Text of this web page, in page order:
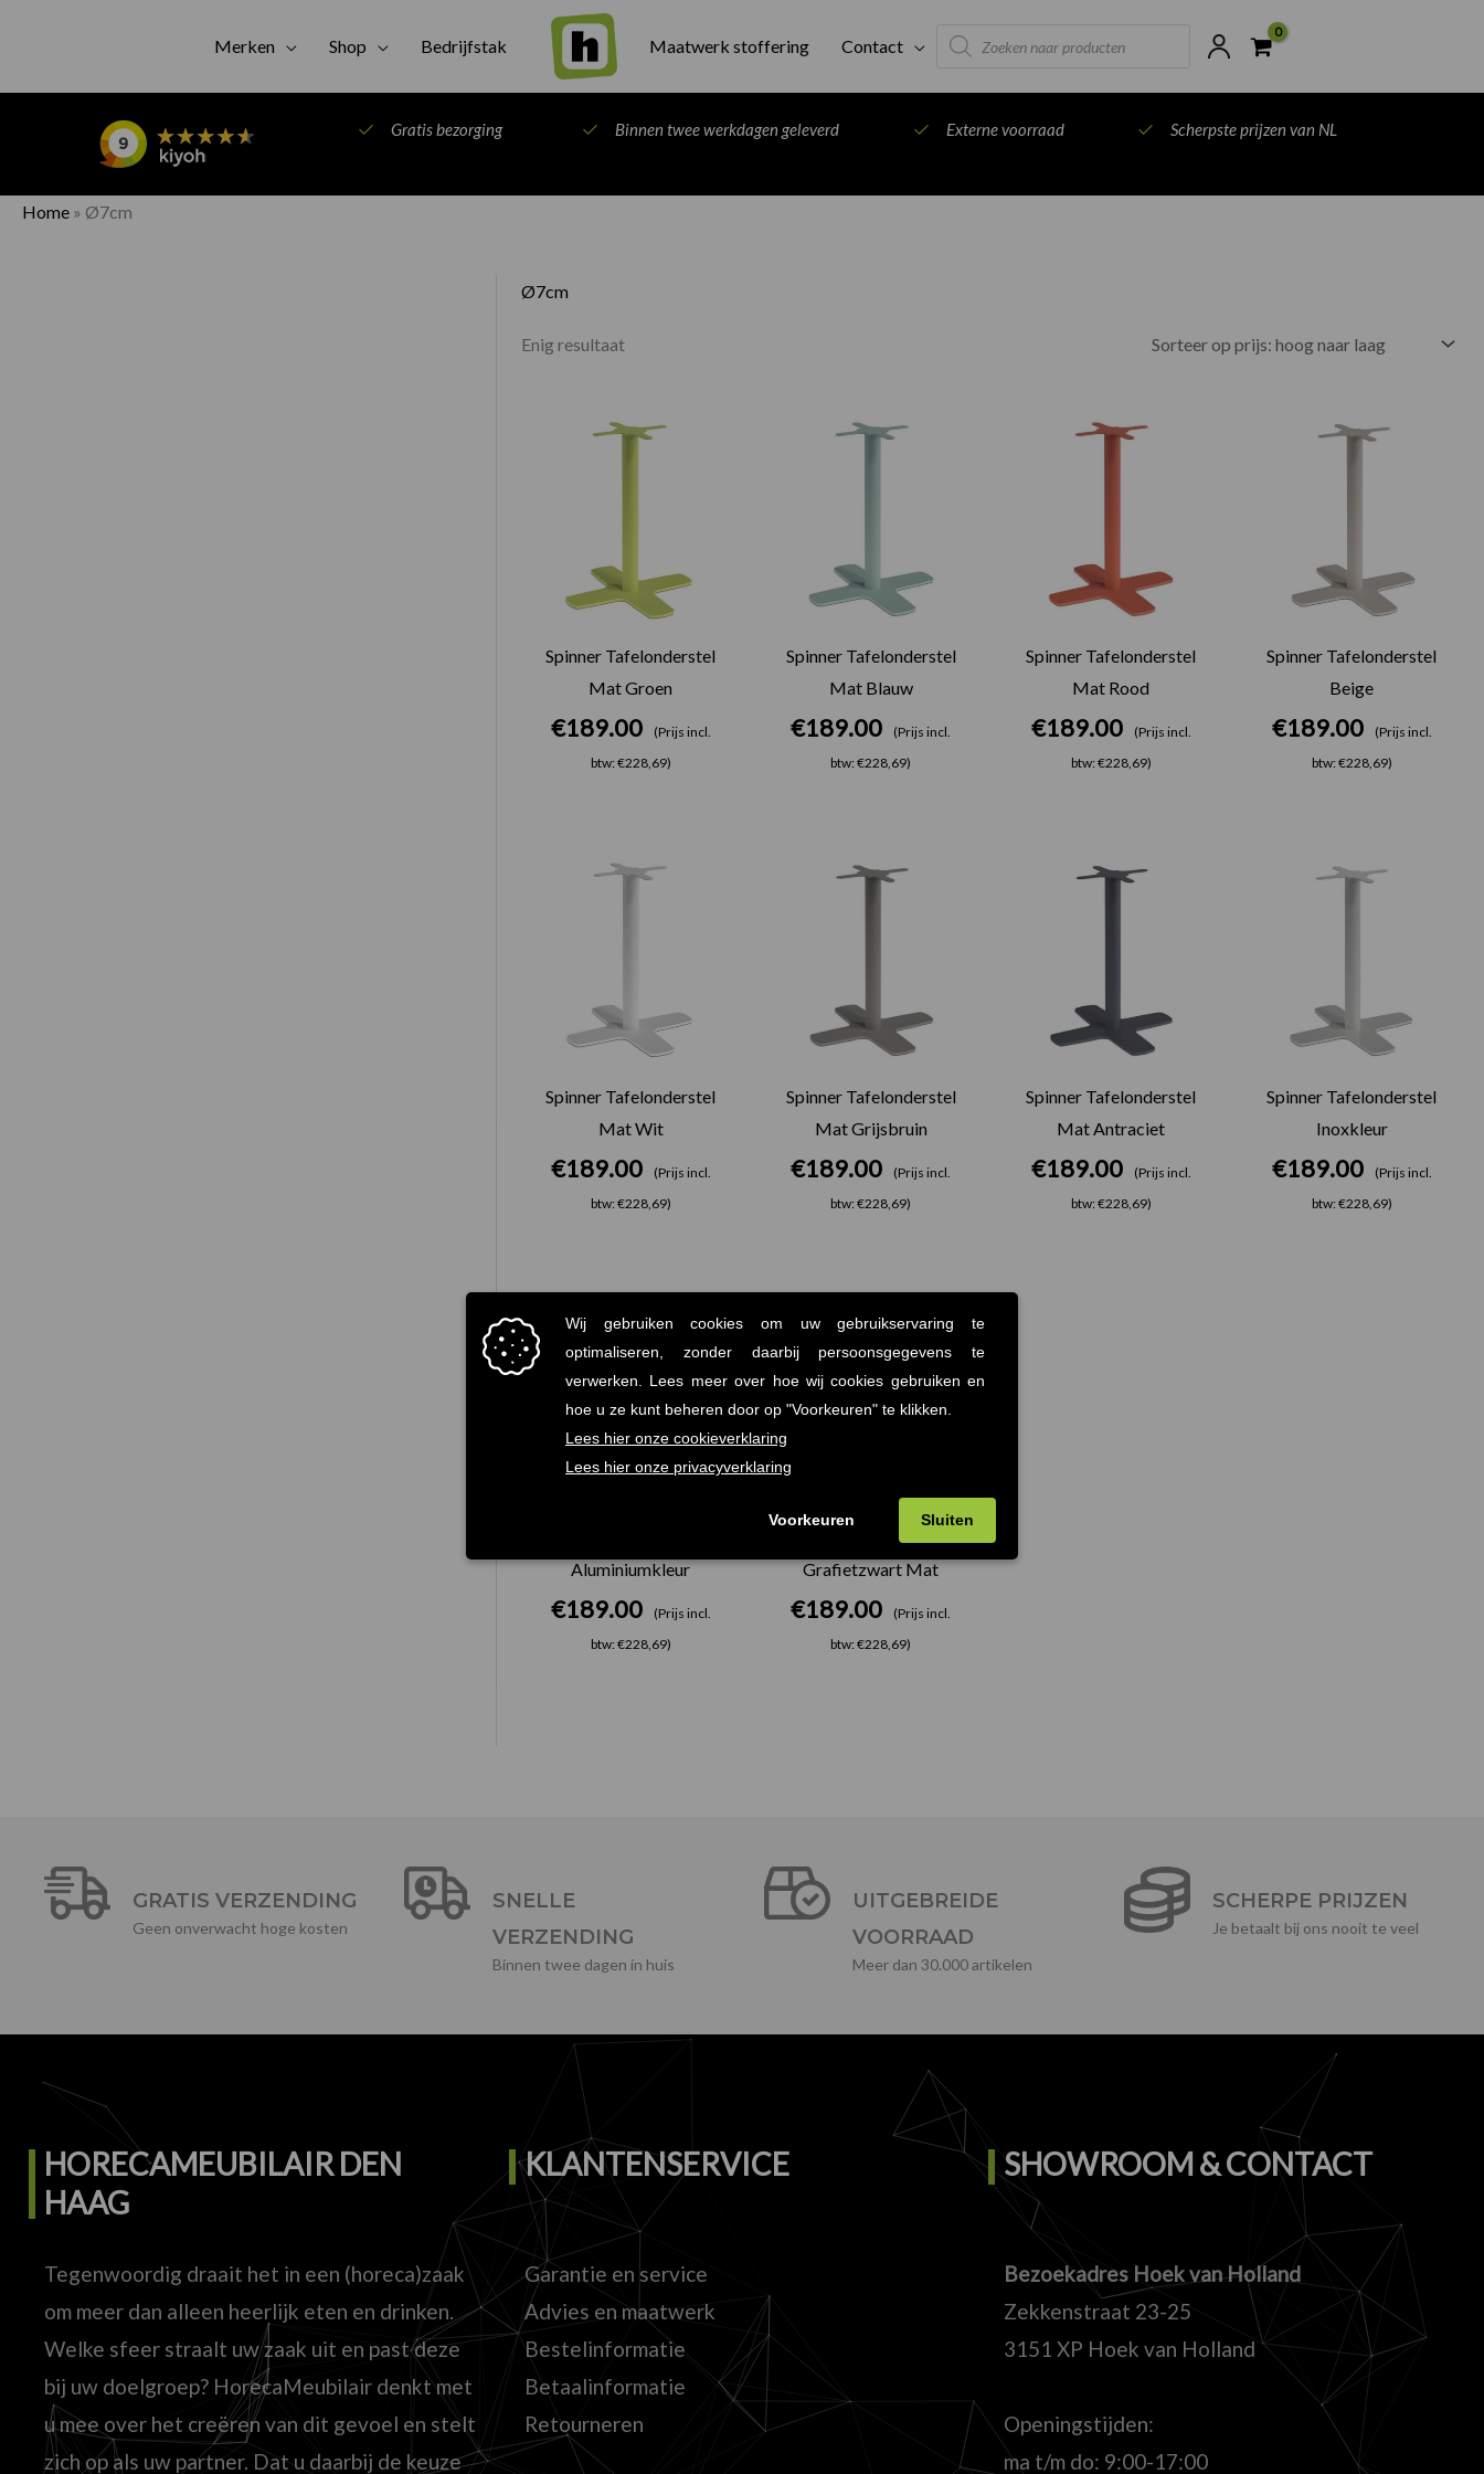
Merken Shop Bedrijfstak Maatwerk stoffering Contact
Products
search
Gratis bezorging Binnen twee werkdagen geleverd Externe voorraad Scherpste prijzen van NL
Home » Ø7cm
Ø7cm
Enig resultaat
Spinner Tafelonderstel
Mat Groen
€189.00
(Prijs incl.
btw: €228,69)
Spinner Tafelonderstel
Mat Blauw
€189.00
(Prijs incl.
btw: €228,69)
Spinner Tafelonderstel
Mat Rood
€189.00
(Prijs incl.
btw: €228,69)
Spinner Tafelonderstel
Beige
€189.00
(Prijs incl.
btw: €228,69)
Spinner Tafelonderstel
Mat Wit
€189.00
(Prijs incl.
btw: €228,69)
Spinner Tafelonderstel
Mat Grijsbruin
€189.00
(Prijs incl.
btw: €228,69)
Spinner Tafelonderstel
Mat Antraciet
€189.00
(Prijs incl.
btw: €228,69)
Spinner Tafelonderstel
Inoxkleur
€189.00
(Prijs incl.
btw: €228,69)
Aluminiumkleur
€189.00
(Prijs incl.
btw: €228,69)
Spinner Tafelonderstel
Grafietzwart Mat
€189.00
(Prijs incl.
btw: €228,69)
GRATIS VERZENDING
Geen onverwacht hoge kosten
SNELLE
VERZENDING
Binnen twee dagen in huis
UITGEBREIDE
VOORRAAD
Meer dan 30.000 artikelen
SCHERPE PRIJZEN
Je betaalt bij ons nooit te veel
HORECAMEUBILAIR DEN
HAAG
Tegenwoordig draait het in een (horeca)zaak
om meer dan alleen heerlijk eten en drinken.
Welke sfeer straalt uw zaak uit en past deze
bij uw doelgroep? HorecaMeubilair denkt met
u mee over het creëren van dit gevoel en stelt
zich op als uw partner. Dat u daarbij de keuze
KLANTENSERVICE
Garantie en service
Advies en maatwerk
Bestelinformatie
Betaalinformatie
Retourneren
SHOWROOM & CONTACT
Bezoekadres Hoek van Holland
Zekkenstraat 23-25
3151 XP Hoek van Holland
Openingstijden:
ma t/m do: 9:00-17:00